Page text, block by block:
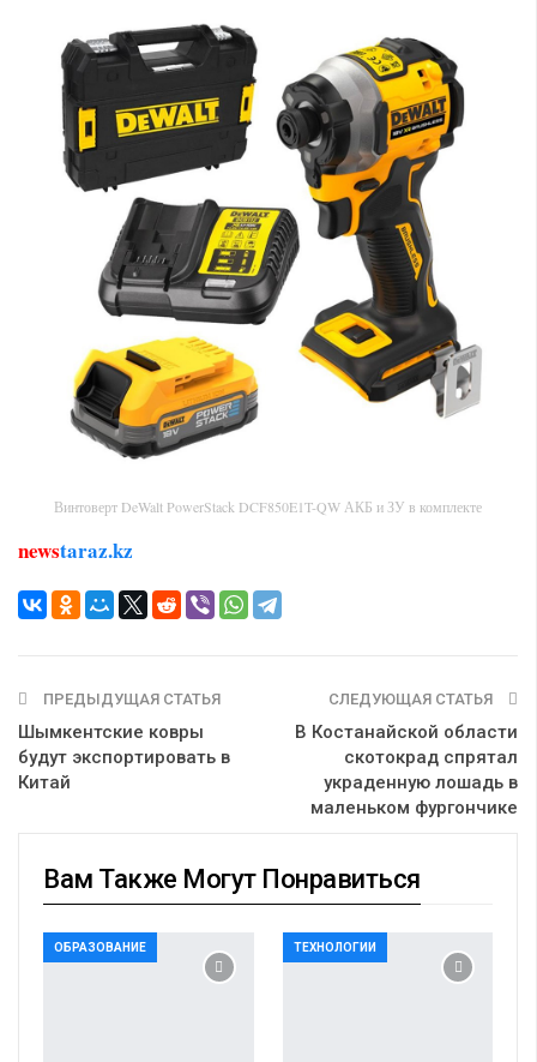
Винтоверт DeWalt PowerStack DCF850E1T-QW АКБ и ЗУ в комплекте
newstaraz.kz
ПРЕДЫДУЩАЯ СТАТЬЯ
Шымкентские ковры
будут экспортировать в
Китай
СЛЕДУЮЩАЯ СТАТЬЯ
В Костанайской области
скотокрад спрятал
украденную лошадь в
маленьком фургончике
Вам Также Могут Понравиться
ОБРАЗОВАНИЕ ТЕХНОЛОГИИ